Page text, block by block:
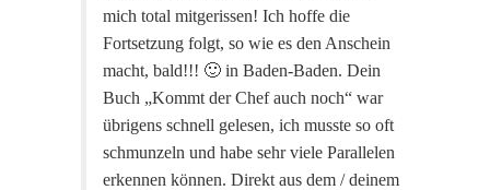
mich total mitgerissen! Ich hoffe die
Fortsetzung folgt, so wie es den Anschein
macht, bald!!! 🙂 in Baden-Baden. Dein
Buch „Kommt der Chef auch noch“ war
übrigens schnell gelesen, ich musste so oft
schmunzeln und habe sehr viele Parallelen
erkennen können. Direkt aus dem / deinem